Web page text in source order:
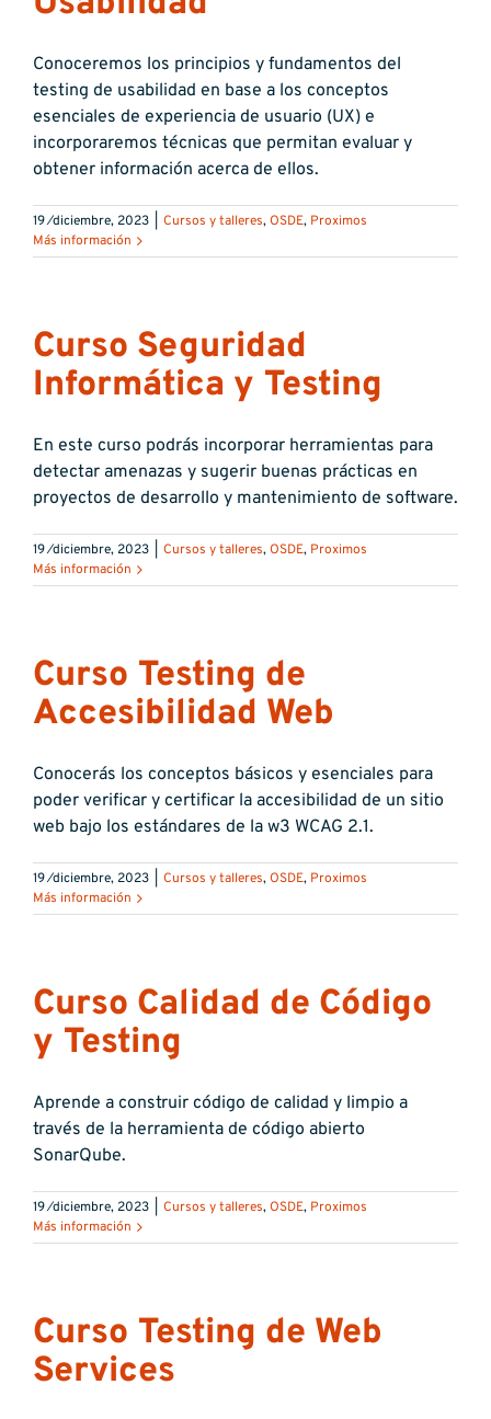
Conoceremos los principios y fundamentos del
testing de usabilidad en base a los conceptos
esenciales de experiencia de usuario (UX) e
incorporaremos técnicas que permitan evaluar y
obtener información acerca de ellos.
19 ⁄diciembre, 2023 Cursos y talleres,OSDE, Proximos
Más información
Curso Seguridad
Informática y Testing
En este curso podrás incorporar herramientas para
detectar amenazas y sugerir buenas prácticas en
proyectos de desarrollo y mantenimiento de software.
19 ⁄diciembre, 2023 Cursos y talleres,OSDE, Proximos
Más información
Curso Testing de
Accesibilidad Web
Conocerás los conceptos básicos y esenciales para
poder verificar y certificar la accesibilidad de un sitio
web bajo los estándares de la w3 WCAG 2.1.
19 ⁄diciembre, 2023 Cursos y talleres,OSDE, Proximos
Más información
Curso Calidad de Código
y Testing
Aprende a construir código de calidad y limpio a
través de la herramienta de código abierto
SonarQube.
19 ⁄diciembre, 2023 Cursos y talleres,OSDE, Proximos
Más información
Curso Testing de Web
Services